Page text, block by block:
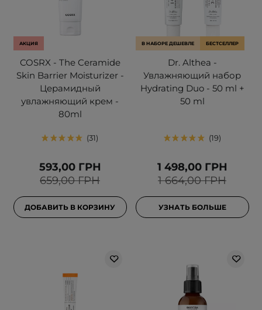
АКЦИЯ
COSRX - The Ceramide
Skin Barrier Moisturizer -
Церамидный
увлажняющий крем -
80ml
31
659,00 ГРН
593,00 ГРН
ДОБАВИТЬ В КОРЗИНУ
В НАБОРЕ ДЕШЕВЛЕ БЕСТСЕЛЛЕР
Dr. Althea -
Увлажняющий набор
Hydrating Duo - 50 ml +
50 ml
19
1 664,00 ГРН
1 498,00 ГРН
УЗНАТЬ БОЛЬШЕ